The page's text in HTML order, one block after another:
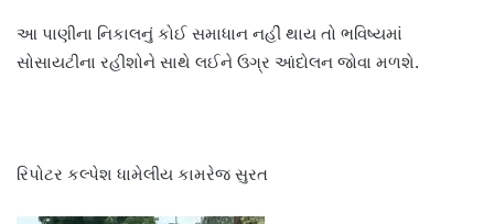
આ પાણીના નિકાલનું કોઈ સમાધાન નહીં થાય તો ભવિષ્યમાં
સોસાયટીના રહીશોને સાથે લઈને ઉગ્ર આંદોલન જોવા મળશે.
રિપોટર કલ્પેશ ધામેલીય કામરેજ સુરત